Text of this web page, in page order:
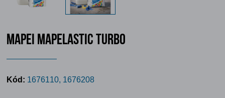
MAPEI MAPELASTIC TURBO
Kód: 1676110, 1676208